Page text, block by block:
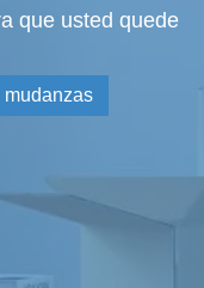
que usted quede
mudanzas